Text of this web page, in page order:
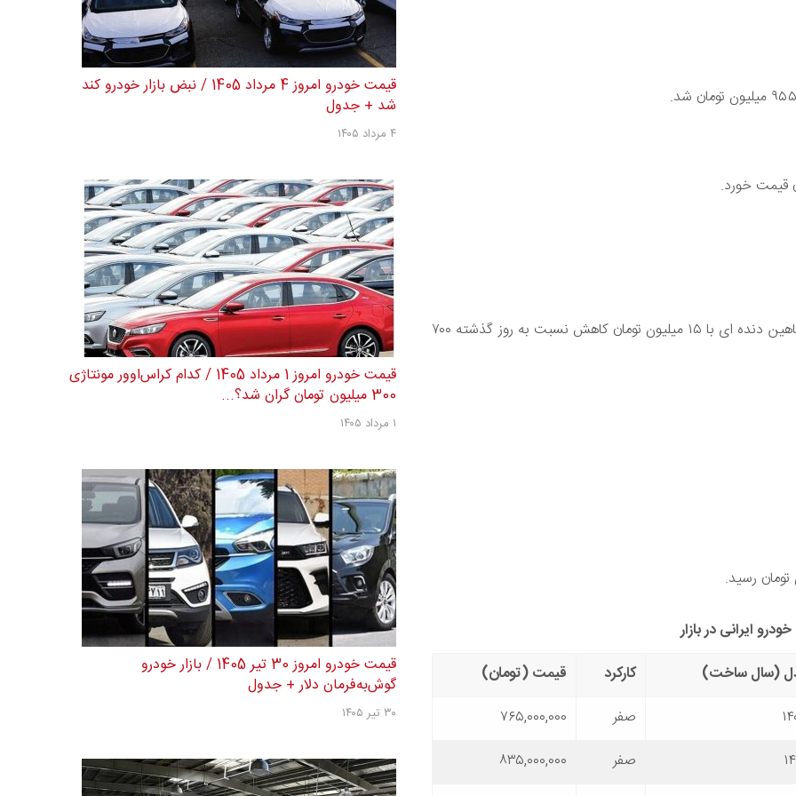
بر این اساس قیمت شاهین اتوماتیک ۸۰۵ میلیون تومان و شاهین دنده ای با ۱۵ میلیون تومان کاهش نسبت به روز گذشته ۷۰۰
ایرانی در بازار
(سال ساخت)
کارکرد
قیمت (تومان)
صفر
۷۶۵,۰۰۰,۰۰۰
صفر
۸۳۵,۰۰۰,۰۰۰
قیمت خودرو امروز 4 مرداد 1405 / نبض بازار خودرو کند
شد + جدول
۴ مرداد ۱۴۰۵
قیمت خودرو امروز 1 مرداد 1405 / کدام کراس‌اوور مونتاژی
300 میلیون تومان گران شد؟...
۱ مرداد ۱۴۰۵
قیمت خودرو امروز 30 تیر 1405 / بازار خودرو
گوش‌به‌فرمان دلار + جدول
۳۰ تیر ۱۴۰۵